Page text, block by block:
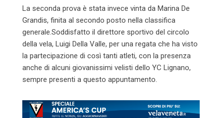
La seconda prova è stata invece vinta da Marina De
Grandis, finita al secondo posto nella classifica
generale.Soddisfatto il direttore sportivo del circolo
della vela, Luigi Della Valle, per una regata che ha visto
la partecipazione di così tanti atleti, con la presenza
anche di alcuni giovanissimi velisti dello YC Lignano,
sempre presenti a questo appuntamento.